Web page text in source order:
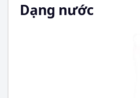
Dạng nước